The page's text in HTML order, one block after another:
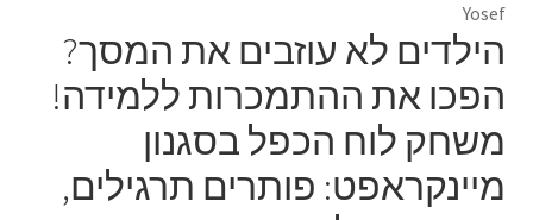
Yosef
הילדים לא עוזבים את המסך?
הפכו את ההתמכרות ללמידה!
משחק לוח הכפל בסגנון
מיינקראפט: פותרים תרגילים,